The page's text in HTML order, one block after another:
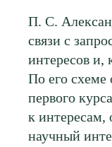
П. С.
связи с
интересов и,
По его схеме
первого
к
научный